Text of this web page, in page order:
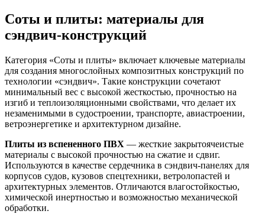
Соты и плиты: материалы для
сэндвич-конструкций
Категория «Соты и плиты» включает ключевые материалы
для создания многослойных композитных конструкций по
технологии «сэндвич». Такие конструкции сочетают
минимальный вес с высокой жесткостью, прочностью на
изгиб и теплоизоляционными свойствами, что делает их
незаменимыми в судостроении, транспорте, авиастроении,
ветроэнергетике и архитектурном дизайне.
Плиты из вспененного ПВХ — жесткие закрытоячеистые
материалы с высокой прочностью на сжатие и сдвиг.
Используются в качестве сердечника в сэндвич-панелях для
корпусов судов, кузовов спецтехники, ветролопастей и
архитектурных элементов. Отличаются влагостойкостью,
химической инертностью и возможностью механической
обработки.